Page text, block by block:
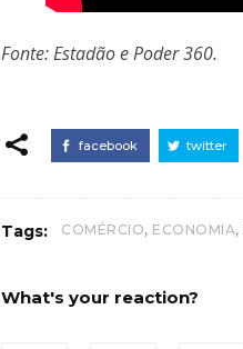
Fonte: Estadão e Poder 360.
facebook twitter
Tags: COMÉRCIO, ECONOMIA,
What's your reaction?